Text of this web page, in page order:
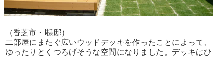
（香芝市・I様邸）
二部屋にまたぐ広いウッドデッキを作ったことによって、
ゆったりとくつろげそうな空間になりました。デッキはひ